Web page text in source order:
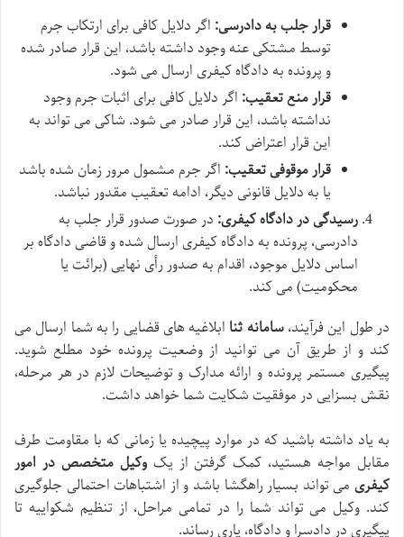
قرار جلب به دادرسی: اگر دلایل کافی برای ارتکاب جرم
توسط مشتکی عنه وجود داشته باشد، این قرار صادر شده
و پرونده به دادگاه کیفری ارسال می شود.
قرار منع تعقیب: اگر دلایل کافی برای اثبات جرم وجود
نداشته باشد، این قرار صادر می شود. شاکی می تواند به
این قرار اعتراض کند.
قرار موقوفی تعقیب: اگر جرم مشمول مرور زمان شده باشد
یا به دلایل قانونی دیگر، ادامه تعقیب مقدور نباشد.
رسیدگی در دادگاه کیفری: در صورت صدور قرار جلب به
دادرسی، پرونده به دادگاه کیفری ارسال شده و قاضی دادگاه بر
اساس دلایل موجود، اقدام به صدور رأی نهایی (برائت یا
محکومیت) می کند.
در طول این فرآیند،سامانه ثنا ابلاغیه های قضایی را به شما ارسال می
کند و از طریق آن می توانید از وضعیت پرونده خود مطلع شوید.
پیگیری مستمر پرونده و ارائه مدارک و توضیحات لازم در هر مرحله،
نقش بسزایی در موفقیت شکایت شما خواهد داشت.
به یاد داشته باشید که در موارد پیچیده یا زمانی که با مقاومت طرف
مقابل مواجه هستید، کمک گرفتن از یکوکیل متخصص در امور
کیفری می تواند بسیار راهگشا باشد و از اشتباهات احتمالی جلوگیری
کند. وکیل می تواند شما را در تمامی مراحل، از تنظیم شکواییه تا
پیگیری در دادسرا و دادگاه، یاری رساند.